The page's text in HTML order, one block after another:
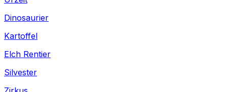
Dinosaurier
Kartoffel
Elch Rentier
Silvester